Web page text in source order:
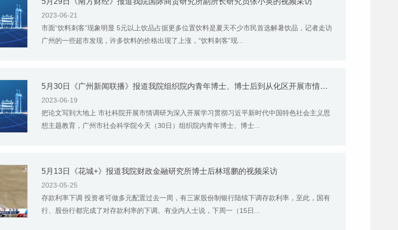
2023-06-21
市面“饮料刺客”现象明显 5元以上饮品占据更多位置饮料是夏天不少市民首选解暑饮品，记者走访
广州的一些超市发现，许多饮料的价格出现了上涨，“饮料刺客”现...
5月30日《广州新闻联播》报道我院组织院内青年博士、博士后到从化区开展市情调研的视频采访
2023-06-19
把论文写到大地上 市社科院开展市情调研为深入开展学习贯彻习近平新时代中国特色社会主义思
想主题教育，广州市社会科学院今天（30日）组织院内青年博士、博士...
5月13日《花城+》报道我院财政金融研究所博士后林瑶鹏的视频采访
2023-05-25
存款利率下调 投资者可做多元配置过去一周，有三家股份制银行陆续下调存款利率，至此，国有
行、股份行都完成了对存款利率的下调。有业内人士说，下周一（15日...